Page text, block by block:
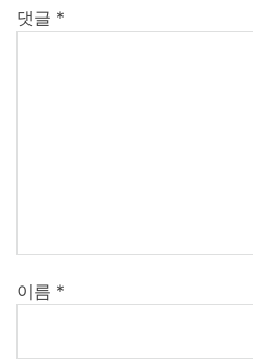
댓글 *
이름 *